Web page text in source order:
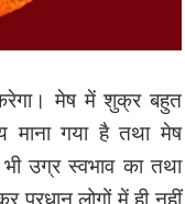
मेष में शुक्र बहुत
माना गया है तथा मेष
उग्र स्वभाव का तथा
लोगों में ही नहीं